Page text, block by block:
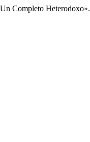
Completo Heterodoxo».